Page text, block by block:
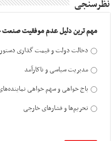
نظرسنجی
مهم ترین دلیل عدم موفقیت صنعت
دخالت دولت و قیمت گذاری
مدیریت سیاسی و ناکارآمد
باج خواهی و سهم خواهی
تحریم‌ها و فشارهای خارجی